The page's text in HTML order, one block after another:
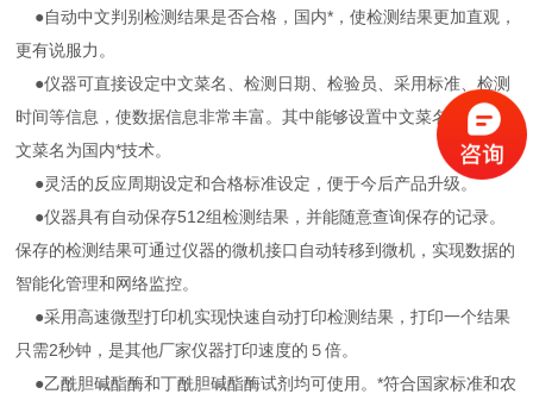
●自动中文判别检测结果是否合格，国内*，使检测结果更加直观，
更有说服力。
●仪器可直接设定中文菜名、检测日期、检验员、采用标准、检测
时间等信息，使数据信息非常丰富。其中能够设置中文菜名和打印中
文菜名为国内*技术。
●灵活的反应周期设定和合格标准设定，便于今后产品升级。
●仪器具有自动保存512组检测结果，并能随意查询保存的记录。
保存的检测结果可通过仪器的微机接口自动转移到微机，实现数据的
智能化管理和网络监控。
●采用高速微型打印机实现快速自动打印检测结果，打印一个结果
只需2秒钟，是其他厂家仪器打印速度的５倍。
●乙酰胆碱酯酶和丁酰胆碱酯酶试剂均可使用。*符合国家标准和农